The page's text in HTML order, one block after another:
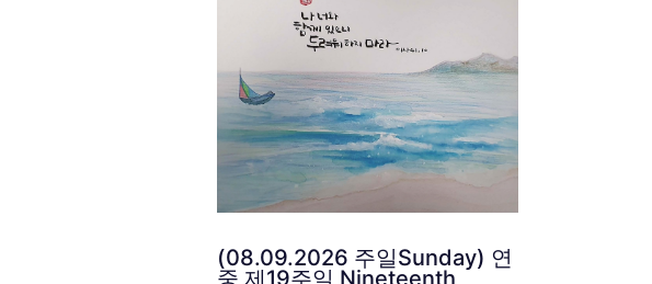
(08.09.2026 주일Sunday) 연